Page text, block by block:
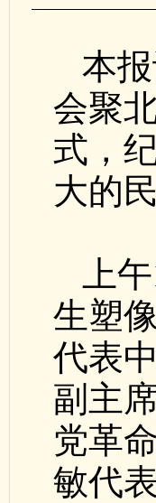
本
会聚
式，
大的
上
生塑
代表
副主
党革
敏代